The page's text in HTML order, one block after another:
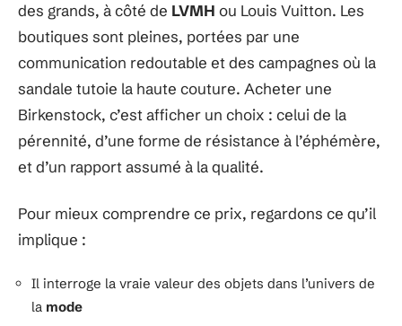
des grands, à côté de LVMH ou Louis Vuitton. Les
boutiques sont pleines, portées par une
communication redoutable et des campagnes où la
sandale tutoie la haute couture. Acheter une
Birkenstock, c’est afficher un choix : celui de la
pérennité, d’une forme de résistance à l’éphémère,
et d’un rapport assumé à la qualité.
Pour mieux comprendre ce prix, regardons ce qu’il
implique :
Il interroge la vraie valeur des objets dans l’univers de
la mode